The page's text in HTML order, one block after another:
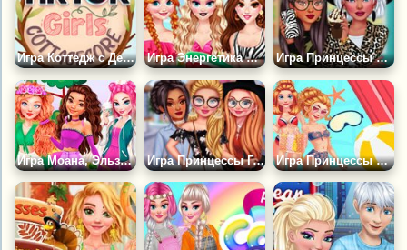
Игра Коттедж с Девушками из Тик Тока Игра Энергетика Малибу: Принцессы в Отпуске Игра Принцессы Диснея: Принты Животных
Игра Моана, Эльза и Мерида на Пикнике Игра Принцессы Городские Модницы Игра Принцессы Диснея в Аквапарке